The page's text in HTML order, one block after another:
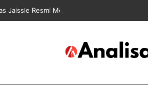
Jaissle Resmi Memulai Era Baru sebagai